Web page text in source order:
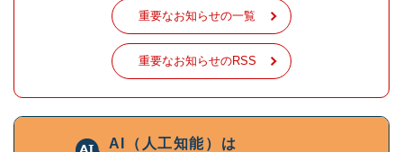
重要なお知らせの一覧
重要なお知らせのRSS
AI（人工知能）は